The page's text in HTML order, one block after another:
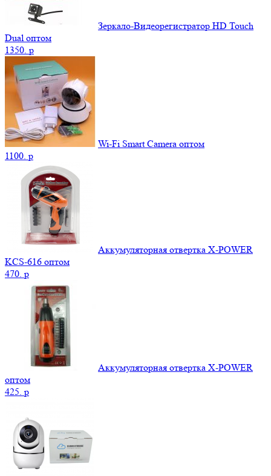
Зеркало-Видеорегистратор HD Touch
Dual оптом
1350. p
Wi-Fi Smart Camera оптом
1100. p
Аккумуляторная отвертка X-POWER
KCS-616 оптом
470. p
Аккумуляторная отвертка X-POWER
оптом
425. p